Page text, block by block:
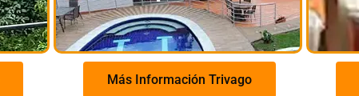
Más Información Trivago